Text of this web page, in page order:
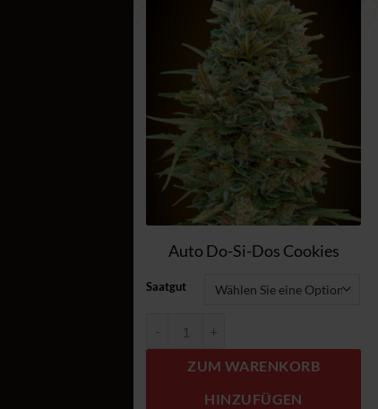
Zum
Wunschzettel
hinzufügen
Auto Do-Si-Dos Cookies
Saatgut
ZUM WARENKORB
HINZUFÜGEN